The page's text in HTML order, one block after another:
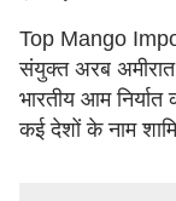
Top Mango
संयुक्त अरब
भारतीय आम
कई देशों के नाम